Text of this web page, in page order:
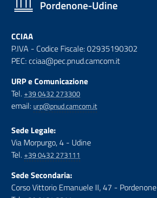
Pordenone-Udine
CCIAA
P.IVA - Codice Fiscale: 02935190302
PEC: cciaa@pec.pnud.camcom.it
URP e Comunicazione
Tel.+39 0432 273300
email: urp@pnud.camcom.it
Sede Legale:
Via Morpurgo, 4 - Udine
Tel.+39 0432 273111
Sede Secondaria:
Corso Vittorio Emanuele II, 47 - Pordenone